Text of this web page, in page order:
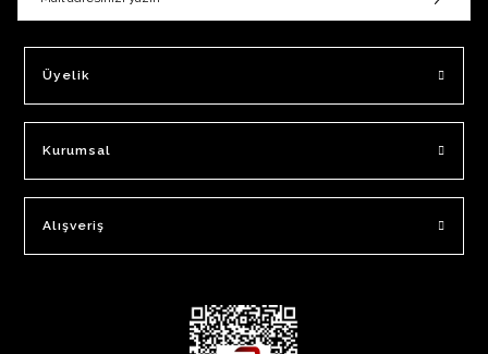
Üyelik
Kurumsal
Alışveriş